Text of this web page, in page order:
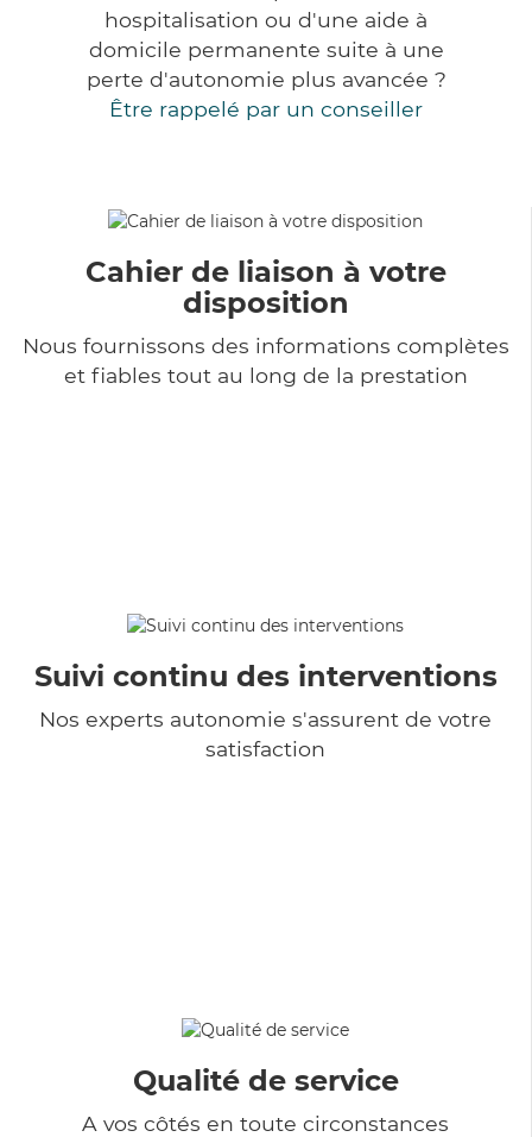
hospitalisation ou d'une aide à
domicile permanente suite à une
perte d'autonomie plus avancée ?
Être rappelé par un conseiller
Cahier de liaison à votre
disposition
Nous fournissons des informations complètes
et fiables tout au long de la prestation
Suivi continu des interventions
Nos experts autonomie s'assurent de votre
satisfaction
Qualité de service
A vos côtés en toute circonstances